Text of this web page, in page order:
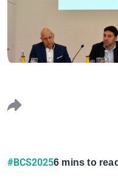
#BCS20256 mins to read